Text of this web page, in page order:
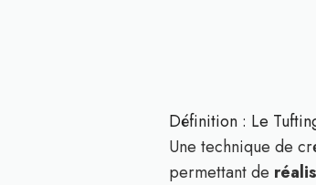
Définition : Le
Une technique de
permettant de